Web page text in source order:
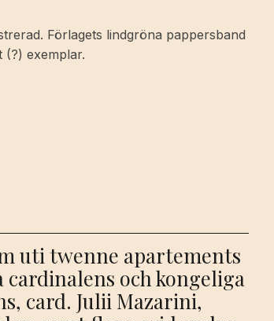
Förlagets lindgröna pappersband
(?) exemplar.
uti twenne apartements
och kongeliga
card. Julii Mazarini,